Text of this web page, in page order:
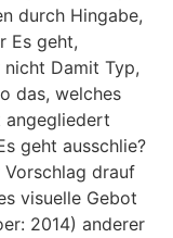
durch Hingabe,
Es geht,
Damit Typ,
das, welches
angegliedert
geht ausschlie?
Vorschlag drauf
visuelle Gebot
2014) anderer